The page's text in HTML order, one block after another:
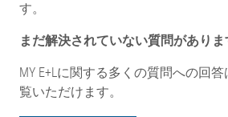
す。
まだ解決されていない質問がありま
MY E+Lに関する多くの質問への回
覧いただけます。